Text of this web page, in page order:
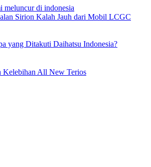
Sirion Kalah Jauh dari Mobil LCGC
yang Ditakuti Daihatsu Indonesia?
Kelebihan All New Terios